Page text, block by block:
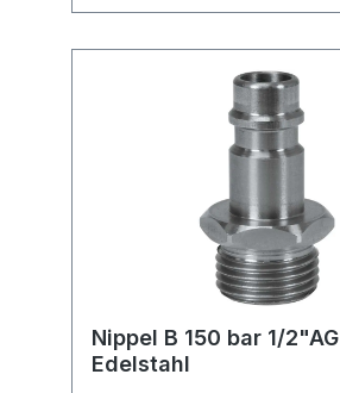
Nippel B 150 bar 1/2"AG
Edelstahl